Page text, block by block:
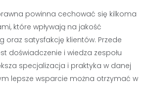
powinna cechować się kilkoma
które wpływają na jakość
oraz satysfakcję klientów. Przede
doświadczenie i wiedza zespołu
specjalizacja i praktyka w danej
lepsze wsparcie można otrzymać w